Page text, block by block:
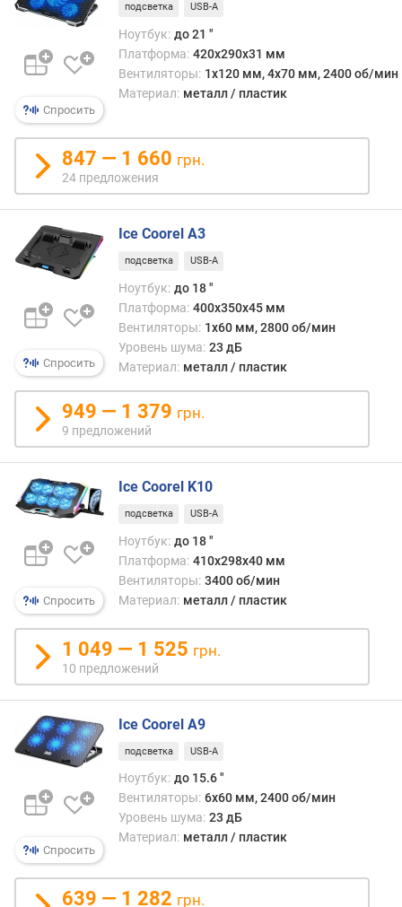
д
ш
е
ы
м
п
о
о
з
ы
в
м
о
д
а
т
е
д
о
б
а
в
л
н
и
я
п
о
о
л
и
е
с
в
у
п
Спросить
подсветка USB-A
Ноутбук: до 21 "
Платформа: 420х290х31 мм
Вентиляторы: 1x120 мм, 4x70 мм, 2400 об/мин
Материал: металл / пластик
847 — 1 660 грн.
24 предложения
Спросить
Ice Coorel A3
подсветка USB-A
Ноутбук: до 18 "
Платформа: 400х350х45 мм
Вентиляторы: 1x60 мм, 2800 об/мин
Уровень шума: 23 дБ
Материал: металл / пластик
949 — 1 379 грн.
9 предложений
Спросить
Ice Coorel K10
подсветка USB-A
Ноутбук: до 18 "
Платформа: 410x298x40 мм
Вентиляторы: 3400 об/мин
Материал: металл / пластик
1 049 — 1 525 грн.
10 предложений
Спросить
Ice Coorel A9
подсветка USB-A
Ноутбук: до 15.6 "
Вентиляторы: 6х60 мм, 2400 об/мин
Уровень шума: 23 дБ
Материал: металл / пластик
639 — 1 282 грн.